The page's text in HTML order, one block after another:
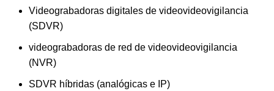
Videograbadoras digitales de videovideovigilancia
(SDVR)
videograbadoras de red de videovideovigilancia
(NVR)
SDVR híbridas (analógicas e IP)